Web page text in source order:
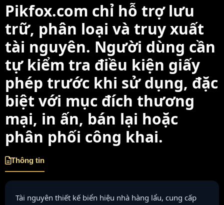
Pikfox.com chỉ hỗ trợ lưu
trữ, phân loại và truy xuất
tài nguyên. Người dùng cần
tự kiểm tra điều kiện giấy
phép trước khi sử dụng, đặc
biệt với mục đích thương
mại, in ấn, bán lại hoặc
phân phối công khai.
Thông tin
Tài nguyên thiết kế biển hiệu nhà hàng lẩu, cung cấp